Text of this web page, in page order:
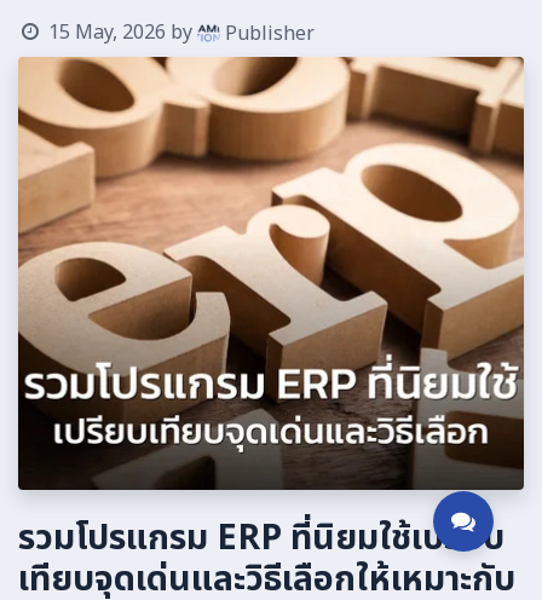
15 May, 2026 by Publisher
รวมโปรแกรม ERP ที่นิยมใช้เปรียบ
เทียบจุดเด่นและวิธีเลือกให้เหมาะกับ